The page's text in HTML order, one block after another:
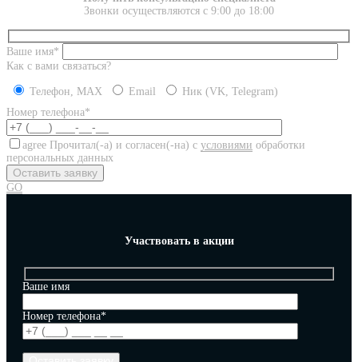
Звонки осуществляются с 9:00 до 18:00
Ваше имя*
Как с вами связаться?
Телефон, MAX Email
Ник (VK, Telegram)
Номер телефона*
agree Прочитал(-а) и согласен(-на) с условиями обработки
персональных данных
GO
Участвовать в акции
Ваше имя
Номер телефона*